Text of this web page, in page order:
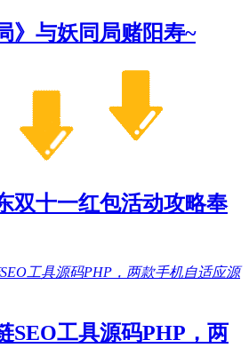
》与妖同局赌阳寿~
双十一红包活动攻略奉
SEO工具源码PHP，两